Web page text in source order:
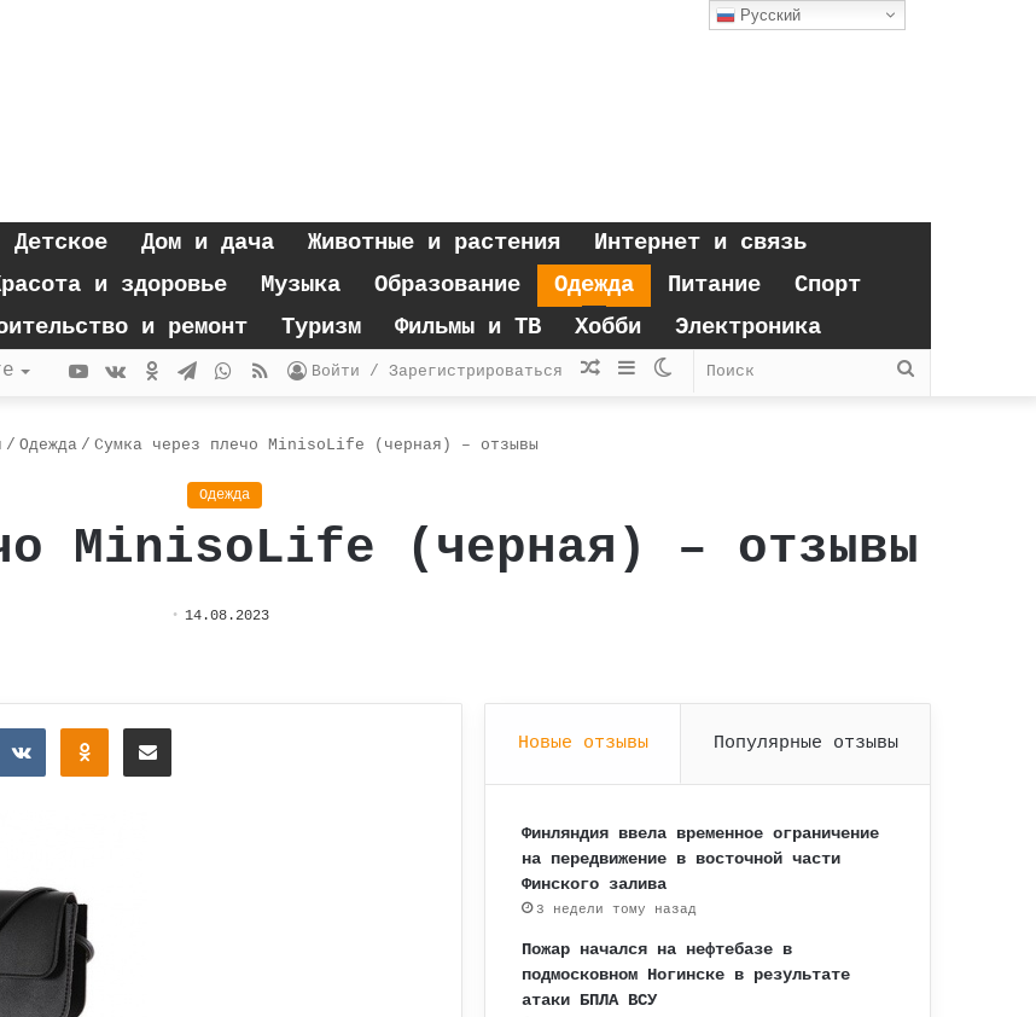
Детское Дом и дача Животные и растения
Интернет и связь
и здоровье Музыка Образование Одежда Питание
Спорт
и ремонт Туризм Фильмы и ТВ Хобби Электроника
Поиск
Switch
Sidebar
Случайная
Войти / Зарегистрироваться
RSS
WhatsApp
Telegram
Одноклассники
vk.com
YouTube
/ Одежда / Сумка через плечо MinisoLife (черная) – отзывы
Одежда
MinisoLife (черная) – отзывы
14.08.2023
ВконтактеОдноклассники
Поделиться через электронную почту
Новые отзывы Популярные отзывы
Финляндия ввела временное ограничение
на передвижение в восточной части
Финского залива
3 недели тому назад
Пожар начался на нефтебазе в
подмосковном Ногинске в результате
атаки БПЛА ВСУ
Русский